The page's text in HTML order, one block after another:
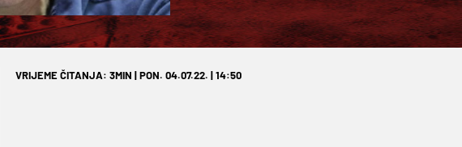
VRIJEME ČITANJA: 3MIN | PON. 04.07.22. | 14:50